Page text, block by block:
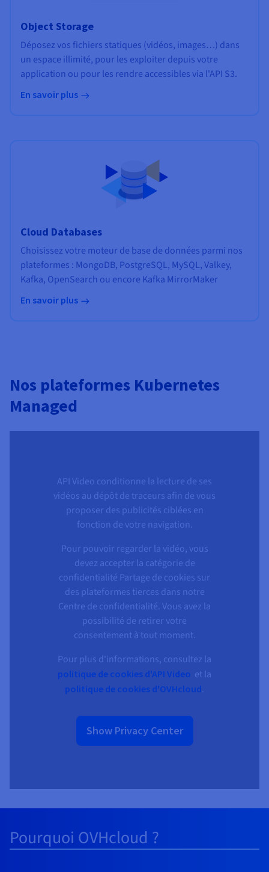
Object Storage
Déposez vos fichiers statiques (vidéos, images…) dans
un espace illimité, pour les exploiter depuis votre
application ou pour les rendre accessibles via l'API S3.
En savoir plus
Cloud Databases
Choisissez votre moteur de base de données parmi nos
plateformes : MongoDB, PostgreSQL, MySQL, Valkey,
Kafka, OpenSearch ou encore Kafka MirrorMaker
En savoir plus
Nos plateformes Kubernetes
Managed
API Video conditionne la lecture de ses
vidéos au dépôt de traceurs afin de vous
proposer des publicités ciblées en
fonction de votre navigation.
Pour pouvoir regarder la vidéo, vous
devez accepter la catégorie de
confidentialité Partage de cookies sur
des plateformes tierces dans notre
Centre de confidentialité. Vous avez la
possibilité de retirer votre
consentement à tout moment.
Pour plus d'informations, consultez la
politique de cookies d'API Video et la
politique de cookies d'OVHcloud.
Show Privacy Center
Pourquoi OVHcloud ?